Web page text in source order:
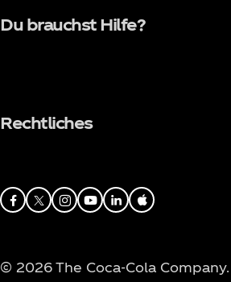
Du brauchst Hilfe?
Rechtliches
Facebook
X Instagram
Youtube
© 2026 The Coca‑Cola